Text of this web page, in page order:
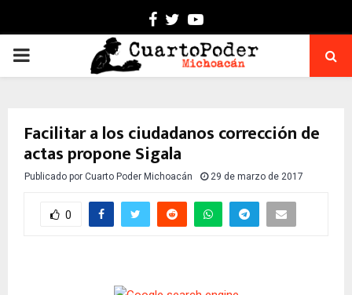
Facebook
TwitterYoutube
PRIMARY
Facilitar a los ciudadanos corrección de
actas propone Sigala
Publicado por Cuarto Poder Michoacán 29 de marzo de 2017
0